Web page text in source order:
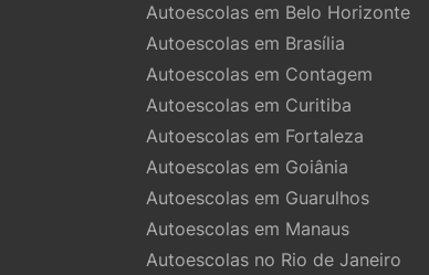
Autoescolas em Belo Horizonte
Autoescolas em Brasília
Autoescolas em Contagem
Autoescolas em Curitiba
Autoescolas em Fortaleza
Autoescolas em Goiânia
Autoescolas em Guarulhos
Autoescolas em Manaus
Autoescolas no Rio de Janeiro